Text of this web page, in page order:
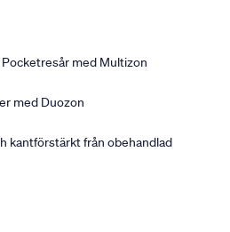
med Multizon
med Duozon
kantförstärkt från obehandlad